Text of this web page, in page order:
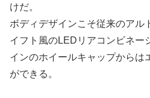
けだ。
ボディデザインこそ従来のアル
イフト風のLEDリアコンビネー
インのホイールキャップからは
ができる。